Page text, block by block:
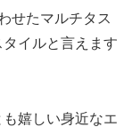
せたマルチタス
イルと言えます
嬉しい身近なエ